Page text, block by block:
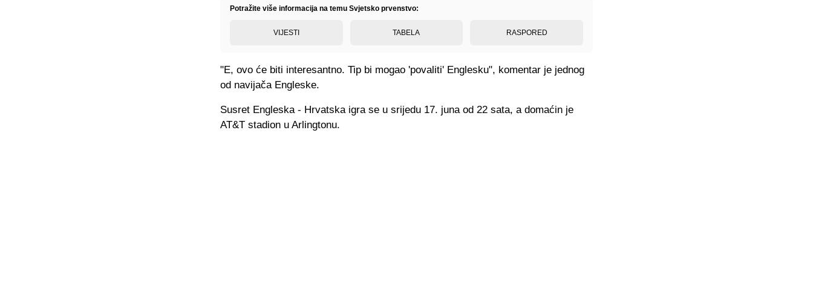
Potražite više informacija na temu Svjetsko prvenstvo:
VIJESTI TABELA RASPORED
"E, ovo će biti interesantno. Tip bi mogao 'povaliti' Englesku", komentar je jednog
od navijača Engleske.
Susret Engleska - Hrvatska igra se u srijedu 17. juna od 22 sata, a domaćin je
AT&T stadion u Arlingtonu.